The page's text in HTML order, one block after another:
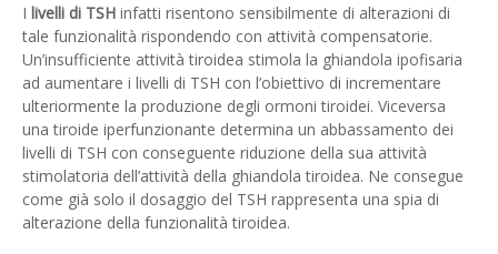
I livelli di TSH infatti risentono sensibilmente di alterazioni di
tale funzionalità rispondendo con attività compensatorie.
Un’insufficiente attività tiroidea stimola la ghiandola ipofisaria
ad aumentare i livelli di TSH con l’obiettivo di incrementare
ulteriormente la produzione degli ormoni tiroidei. Viceversa
una tiroide iperfunzionante determina un abbassamento dei
livelli di TSH con conseguente riduzione della sua attività
stimolatoria dell’attività della ghiandola tiroidea. Ne consegue
come già solo il dosaggio del TSH rappresenta una spia di
alterazione della funzionalità tiroidea.